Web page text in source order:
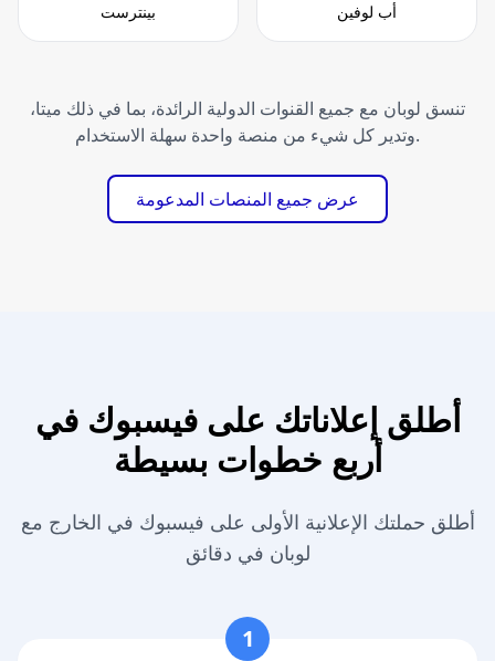
بينترست أب لوفين
تنسق لوبان مع جميع القنوات الدولية الرائدة، بما في ذلك ميتا،
وتدير كل شيء من منصة واحدة سهلة الاستخدام.
عرض جميع المنصات المدعومة
أطلق إعلاناتك على فيسبوك في
أربع خطوات بسيطة
أطلق حملتك الإعلانية الأولى على فيسبوك في الخارج مع
لوبان في دقائق
1